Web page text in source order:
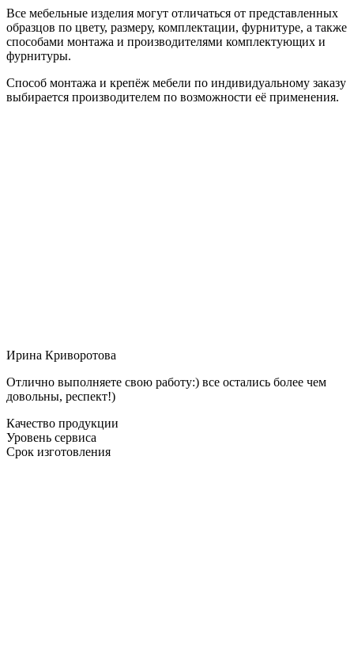
Все мебельные изделия могут отличаться от представленных
образцов по цвету, размеру, комплектации, фурнитуре, а также
способами монтажа и производителями комплектующих и
фурнитуры.
Способ монтажа и крепёж мебели по индивидуальному заказу
выбирается производителем по возможности её применения.
Ирина Криворотова
Отлично выполняете свою работу:) все остались более чем
довольны, респект!)
Качество продукции
Уровень сервиса
Срок изготовления